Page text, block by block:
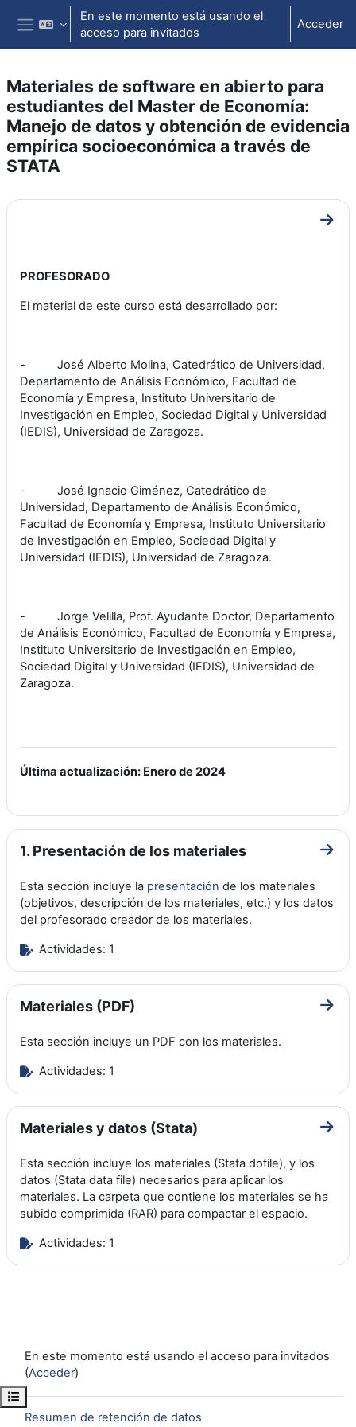
Salta al contenido principal
Panel lateral
En este momento está usando el
acceso para invitados
Acceder
Abrir índice del curso
Materiales de software en abierto para
estudiantes del Master de Economía:
Manejo de datos y obtención de evidencia
empírica socioeconómica a través de
STATA
Perfilado de sección
Ir a
PROFESORADO
El material de este curso está desarrollado por:
- José Alberto Molina, Catedrático de Universidad,
Departamento de Análisis Económico, Facultad de
Economía y Empresa, Instituto Universitario de
Investigación en Empleo, Sociedad Digital y Universidad
(IEDIS), Universidad de Zaragoza.
- José Ignacio Giménez, Catedrático de
Universidad, Departamento de Análisis Económico,
Facultad de Economía y Empresa, Instituto Universitario
de Investigación en Empleo, Sociedad Digital y
Universidad (IEDIS), Universidad de Zaragoza.
- Jorge Velilla, Prof. Ayudante Doctor, Departamento
de Análisis Económico, Facultad de Economía y Empresa,
Instituto Universitario de Investigación en Empleo,
Sociedad Digital y Universidad (IEDIS), Universidad de
Zaragoza.
Última actualización: Enero de 2024
1. Presentación de los materiales
Ir a
Esta sección incluye la presentación de los materiales
(objetivos, descripción de los materiales, etc.) y los datos
del profesorado creador de los materiales.
Actividades: 1
Materiales (PDF)
Ir a
Esta sección incluye un PDF con los materiales.
Actividades: 1
Materiales y datos (Stata)
Ir a
Esta sección incluye los materiales (Stata dofile), y los
datos (Stata data file) necesarios para aplicar los
materiales. La carpeta que contiene los materiales se ha
subido comprimida (RAR) para compactar el espacio.
Actividades: 1
En este momento está usando el acceso para invitados
(Acceder)
Resumen de retención de datos